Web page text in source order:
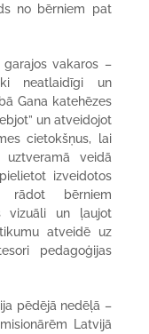
no bērniem pat
vakaros –
neatlaidīgi un
Gana katehēzes
un atveidojot
cietokšņus, lai
veidā
izveidotos
bērniem
vizuāli un ļaujot
atveidē uz
pedagoģijas
pēdējā nedēļā –
Latvijā